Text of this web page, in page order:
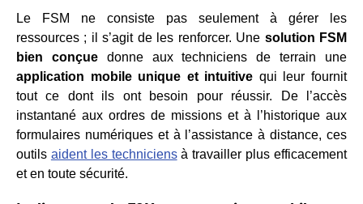
Le FSM ne consiste pas seulement à gérer les
ressources ; il s’agit de les renforcer. Une solution FSM
bien conçuedonne aux techniciens de terrain une
application mobile unique et intuitive qui leur fournit
tout ce dont ils ont besoin pour réussir. De l’accès
instantané aux ordres de missions et à l’historique aux
formulaires numériques et à l’assistance à distance, ces
outils aident les techniciensà travailler plus efficacement
et en toute sécurité.